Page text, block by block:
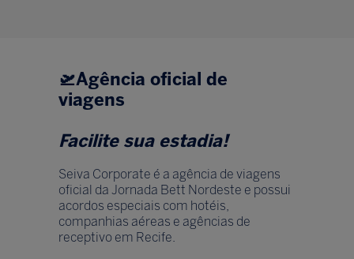
🛫Agência oficial de
viagens
Facilite sua estadia!
Seiva Corporate é a agência de viagens
oficial da Jornada Bett Nordeste e possui
acordos especiais com hotéis,
companhias aéreas e agências de
receptivo em Recife.